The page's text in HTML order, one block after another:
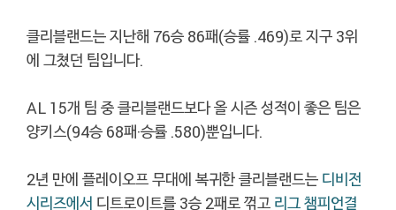
클리블랜드는 지난해 76승 86패(승률 .469)로 지구 3위
에 그쳤던 팀입니다.
AL 15개 팀 중 클리블랜드보다 올 시즌 성적이 좋은 팀은
양키스(94승 68패·승률 .580)뿐입니다.
2년 만에 플레이오프 무대에 복귀한 클리블랜드는 디비전
시리즈에서 디트로이트를 3승 2패로 꺾고 리그 챔피언결